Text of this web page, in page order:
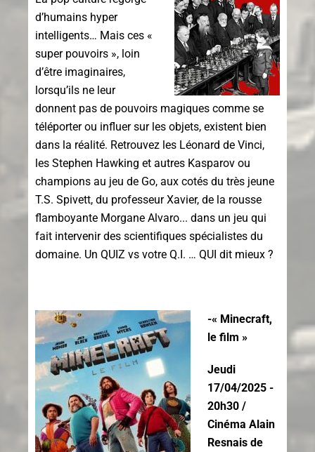
d’humains hyper
intelligents… Mais ces «
super pouvoirs », loin
d’être imaginaires,
lorsqu’ils ne leur
donnent pas de pouvoirs magiques comme se
téléporter ou influer sur les objets, existent bien
dans la réalité. Retrouvez les Léonard de Vinci,
les Stephen Hawking et autres Kasparov ou
champions au jeu de Go, aux cotés du très jeune
T.S. Spivett, du professeur Xavier, de la rousse
flamboyante Morgane Alvaro... dans un jeu qui
fait intervenir des scientifiques spécialistes du
domaine. Un QUIZ vs votre Q.I. … QUI dit mieux ?
-« Minecraft,
le film »
Jeudi
17/04/2025 -
20h30 /
Cinéma Alain
Resnais de